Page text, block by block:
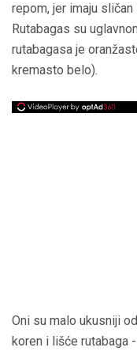
repom, jer imaju
Rutabagas su
rutabagasa je
kremasto belo).
Oni su malo ukusniji
koren i lišće rutabaga